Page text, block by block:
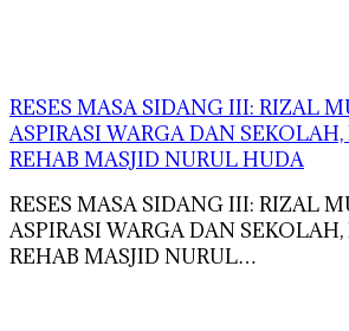
RESES MASA SIDANG III: RIZAL
ASPIRASI WARGA DAN
REHAB MASJID NURUL HUDA
RESES MASA SIDANG III: RIZAL
ASPIRASI WARGA DAN
REHAB MASJID NURUL…